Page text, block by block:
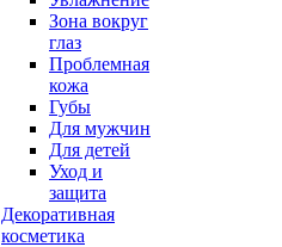
Зона вокруг
глаз
Проблемная
кожа
Губы
Для мужчин
Для детей
Уход и
защита
Декоративная
косметика